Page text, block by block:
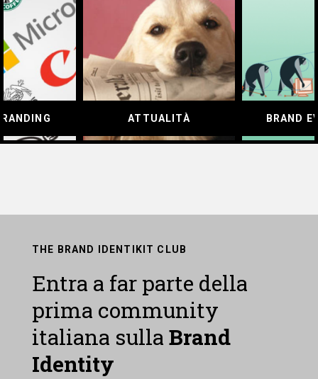
ATTUALITÀ BRAND
THE BRAND IDENTIKIT CLUB
Entra a far parte della
prima community
italiana sulla Brand
Identity